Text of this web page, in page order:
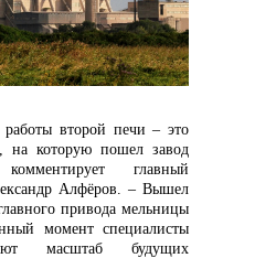
закупок
работы второй печи – это
на которую пошел завод
комментирует главный
Алфёров. – Вышел
привода мельницы
момент специалисты
масштаб будущих